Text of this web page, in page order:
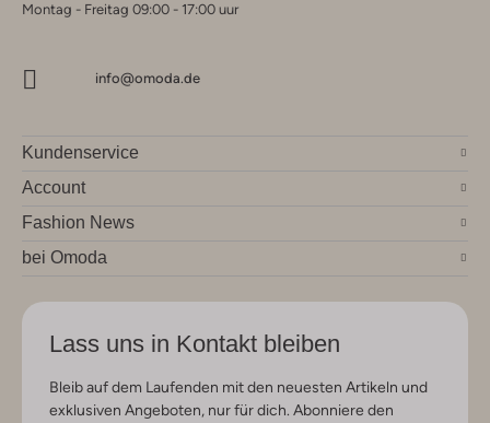
Montag - Freitag 09:00 - 17:00 uur
info@omoda.de
Kundenservice
Account
Fashion News
bei Omoda
Lass uns in Kontakt bleiben
Bleib auf dem Laufenden mit den neuesten Artikeln und
exklusiven Angeboten, nur für dich. Abonniere den